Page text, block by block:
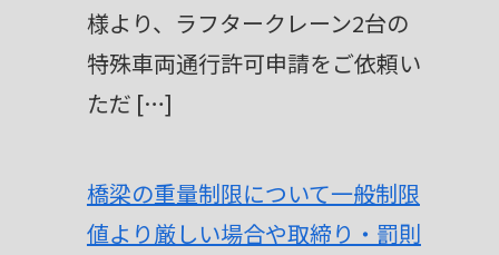
様より、ラフタークレーン2台の
特殊車両通行許可申請をご依頼い
ただ […]
橋梁の重量制限について一般制限
値より厳しい場合や取締り・罰則